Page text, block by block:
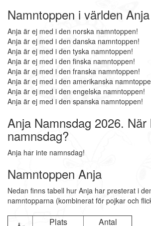
Namntoppen i världen Anja
Anja är ej med i den norska namntoppen!
Anja är ej med i den danska namntoppen!
Anja är ej med i den tyska namntoppen!
Anja är ej med i den finska namntoppen!
Anja är ej med i den franska namntoppen!
Anja är ej med i den amerikanska
Anja är ej med i den engelska namntoppen!
Anja är ej med i den spanska namntoppen!
Anja Namnsdag 2026. När
namnsdag?
Anja har inte namnsdag!
Namntoppen Anja
Nedan finns tabell hur Anja har presterat i
namntopparna (kombinerat för pojkar och
Plats
Antal